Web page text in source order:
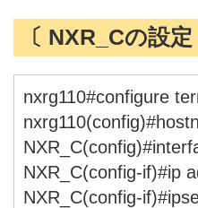
〔 NXR_Cの設定
nxrg110#configure
NXR_C(config-if)#ip
NXR_C(config-